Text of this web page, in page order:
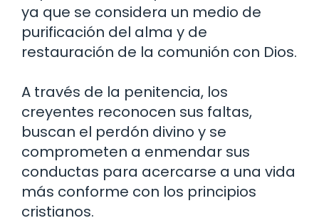
ya que se considera un medio de
purificación del alma y de
restauración de la comunión con Dios.
A través de la penitencia, los
creyentes reconocen sus faltas,
buscan el perdón divino y se
comprometen a enmendar sus
conductas para acercarse a una vida
más conforme con los principios
cristianos.